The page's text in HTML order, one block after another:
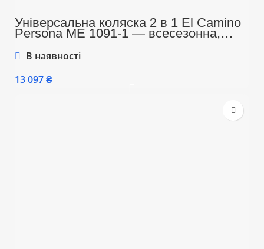
Універсальна коляска 2 в 1 El Camino
Persona ME 1091-1 — всесезонна,
легка, з подвійною вентиляцією та
компактним блоком для прогулянок,
В наявності
₴